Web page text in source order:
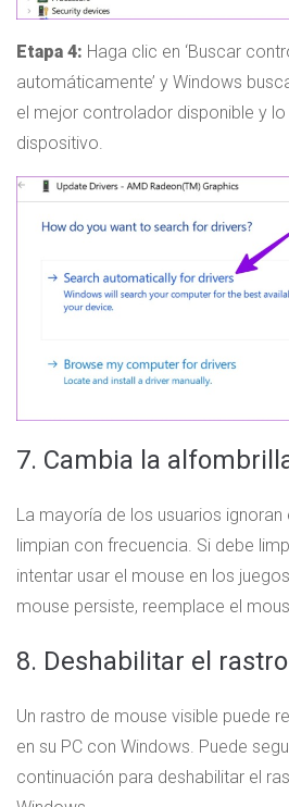
Etapa 4: Haga clic en ‘Buscar
automáticamente’ y Windows
el mejor controlador disponible y lo
dispositivo.
7. Cambia la
La mayoría de los usuarios
limpian con frecuencia. Si debe
intentar usar el mouse en los
mouse persiste, reemplace el
8. Deshabilitar el
Un rastro de mouse visible puede
en su PC con Windows. Puede
continuación para deshabilitar el